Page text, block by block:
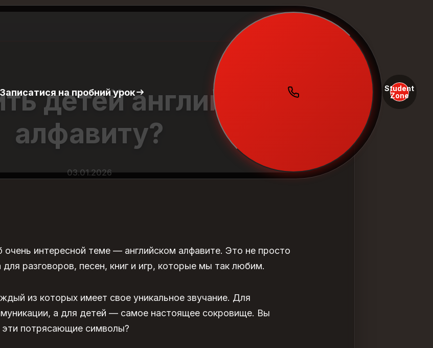
Записатися на пробний урок
Student
Zone
детей английскому
алфавиту?
03.01.2026
интересной теме — английском алфавите. Это не просто
разговоров, песен, книг и игр, которые мы так любим.
из которых имеет свое уникальное звучание. Для
а для детей — самое настоящее сокровище. Вы
потрясающие символы?